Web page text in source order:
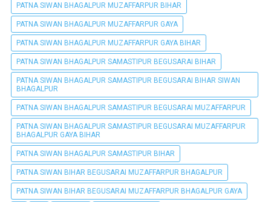
PATNA SIWAN BHAGALPUR MUZAFFARPUR BIHAR
PATNA SIWAN BHAGALPUR MUZAFFARPUR GAYA
PATNA SIWAN BHAGALPUR MUZAFFARPUR GAYA BIHAR
PATNA SIWAN BHAGALPUR SAMASTIPUR BEGUSARAI BIHAR
PATNA SIWAN BHAGALPUR SAMASTIPUR BEGUSARAI BIHAR SIWAN
BHAGALPUR
PATNA SIWAN BHAGALPUR SAMASTIPUR BEGUSARAI MUZAFFARPUR
PATNA SIWAN BHAGALPUR SAMASTIPUR BEGUSARAI MUZAFFARPUR
BHAGALPUR GAYA BIHAR
PATNA SIWAN BHAGALPUR SAMASTIPUR BIHAR
PATNA SIWAN BIHAR BEGUSARAI MUZAFFARPUR BHAGALPUR
PATNA SIWAN BIHAR BEGUSARAI MUZAFFARPUR BHAGALPUR GAYA